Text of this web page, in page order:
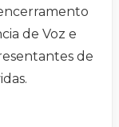
de Voz e
de